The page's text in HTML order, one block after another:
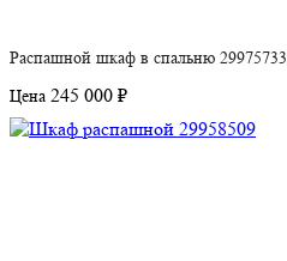
Распашной шкаф в спальню 29975733
Цена 245 000 ₽